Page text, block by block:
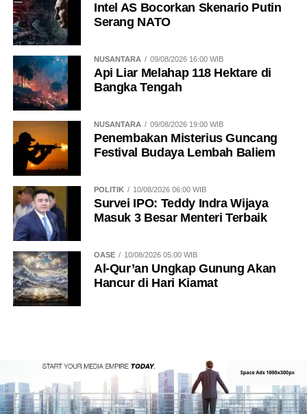
Intel AS Bocorkan Skenario Putin
Serang NATO
NUSANTARA 09/08/2026 16:00 WIB
Api Liar Melahap 118 Hektare di
Bangka Tengah
NUSANTARA 09/08/2026 19:00 WIB
Penembakan Misterius Guncang
Festival Budaya Lembah Baliem
POLITIK 10/08/2026 06:00 WIB
Survei IPO: Teddy Indra Wijaya
Masuk 3 Besar Menteri Terbaik
OASE 10/08/2026 05:00 WIB
Al-Qur’an Ungkap Gunung Akan
Hancur di Hari Kiamat